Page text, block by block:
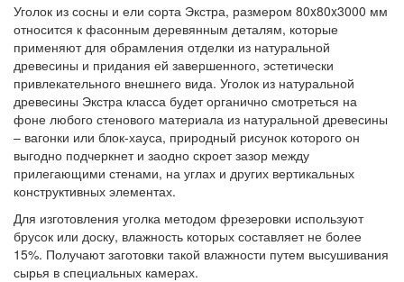
Уголок из сосны и ели сорта Экстра, размером 80x80x3000 мм
относится к фасонным деревянным деталям, которые
применяют для обрамления отделки из натуральной
древесины и придания ей завершенного, эстетически
привлекательного внешнего вида. Уголок из натуральной
древесины Экстра класса будет органично смотреться на
фоне любого стенового материала из натуральной древесины
– вагонки или блок-хауса, природный рисунок которого он
выгодно подчеркнет и заодно скроет зазор между
прилегающими стенами, на углах и других вертикальных
конструктивных элементах.
Для изготовления уголка методом фрезеровки используют
брусок или доску, влажность которых составляет не более
15%. Получают заготовки такой влажности путем высушивания
сырья в специальных камерах.